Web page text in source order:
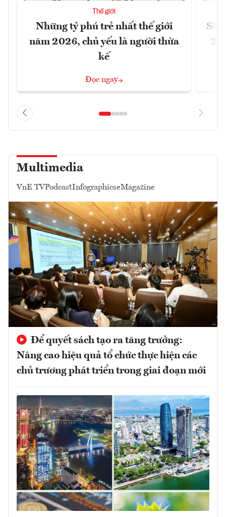
Thế giới
Những tỷ phú trẻ nhất thế giới
năm 2026, chủ yếu là người thừa
kế
Đọc ngay
Số
Multimedia
VnE TVPodcastInfographicseMagazine
Để quyết sách tạo ra tăng trưởng:
Nâng cao hiệu quả tổ chức thực hiện các
chủ trương phát triển trong giai đoạn mới